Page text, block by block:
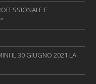
E
IL 30 GIUGNO 2021 LA